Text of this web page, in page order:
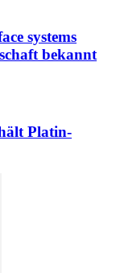
systems
bekannt
Platin-